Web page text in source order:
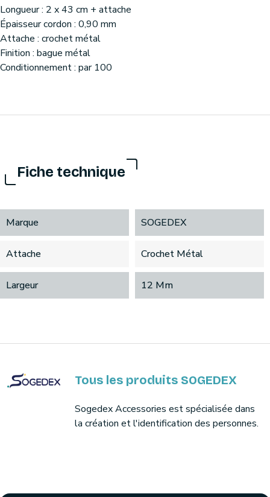
Longueur : 2 x 43 cm + attache
Épaisseur cordon : 0,90 mm
Attache : crochet métal
Finition : bague métal
Conditionnement : par 100
Fiche technique
Marque SOGEDEX
Attache Crochet Métal
Largeur 12 Mm
Tous les produits SOGEDEX
Sogedex Accessories est spécialisée dans
la création et l'identification des personnes.